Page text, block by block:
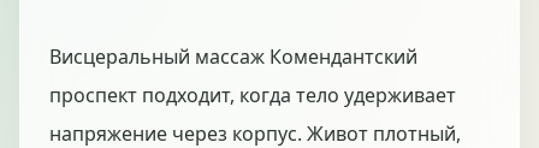
Висцеральный массаж Комендантский
проспект подходит, когда тело удерживает
напряжение через корпус. Живот плотный,